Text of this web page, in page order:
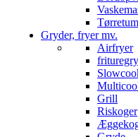
Gryder, fryer mv.
Airfryer
Grill
Riskoger